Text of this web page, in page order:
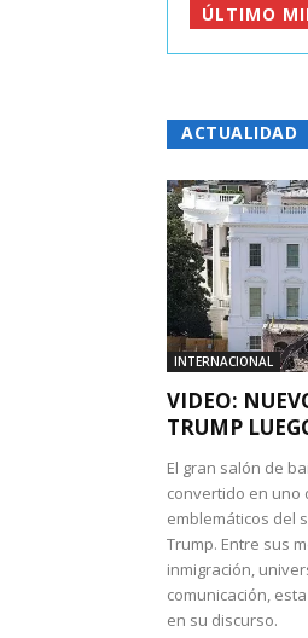
ÚLTIMO
ACTUALIDAD
INTERNACIONAL
VIDEO:
TRUMP
El gran salón de
convertido en uno
emblemáticos del
Trump. Entre sus
inmigración,
comunicación,
en su discurso.